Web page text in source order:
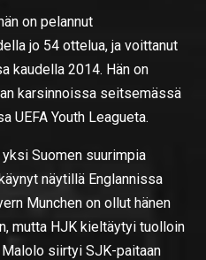
on pelannut
jo 54 ottelua, ja voittanut
kaudella 2014. Hän on
karsinnoissa seitsemässä
UEFA Youth Leagueta.
Suomen suurimpia
näytillä Englannissa
Munchen on ollut hänen
mutta HJK kieltäytyi tuolloin
siirtyi SJK-paitaan